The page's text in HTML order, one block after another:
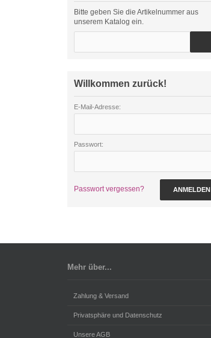
Bitte geben Sie die Artikelnummer aus
unserem Katalog ein.
Willkommen zurück!
E-Mail-Adresse:
Passwort:
Passwort vergessen? ANMELDEN
Mehr über...
Zahlung & Versand
Privatsphäre und Datenschutz
Unsere AGB